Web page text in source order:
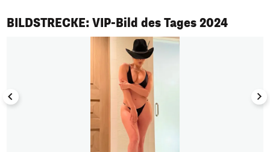
BILDSTRECKE: VIP-Bild des Tages 2024
1/50